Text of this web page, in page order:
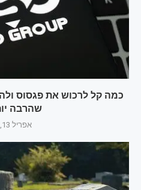
כמה קל לרכוש את פגסוס
שהרבה
אפריל 13, 2025